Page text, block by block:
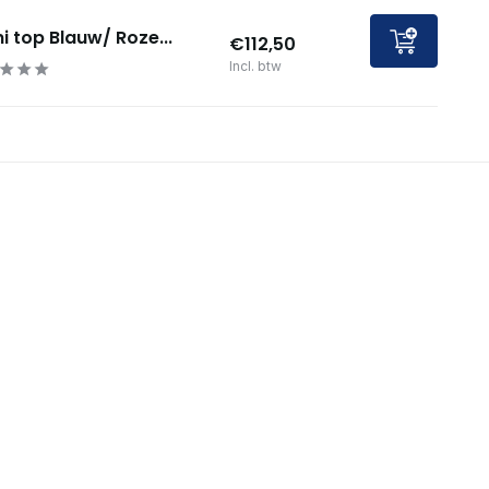
top Blauw/ Roze... €112,50
Incl. btw